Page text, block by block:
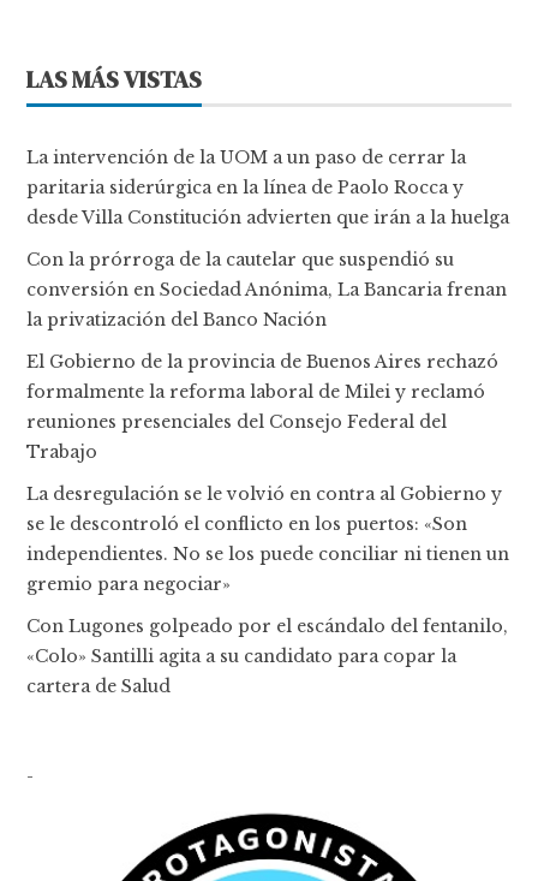
LAS MÁS VISTAS
La intervención de la UOM a un paso de cerrar la
paritaria siderúrgica en la línea de Paolo Rocca y
desde Villa Constitución advierten que irán a la huelga
Con la prórroga de la cautelar que suspendió su
conversión en Sociedad Anónima, La Bancaria frenan
la privatización del Banco Nación
El Gobierno de la provincia de Buenos Aires rechazó
formalmente la reforma laboral de Milei y reclamó
reuniones presenciales del Consejo Federal del
Trabajo
La desregulación se le volvió en contra al Gobierno y
se le descontroló el conflicto en los puertos: «Son
independientes. No se los puede conciliar ni tienen un
gremio para negociar»
Con Lugones golpeado por el escándalo del fentanilo,
«Colo» Santilli agita a su candidato para copar la
cartera de Salud
-